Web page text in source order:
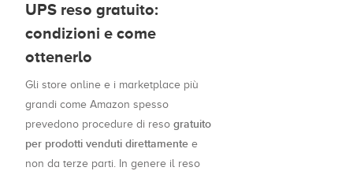
UPS reso gratuito:
condizioni e come
ottenerlo
Gli store online e i marketplace più
grandi come Amazon spesso
prevedono procedure di reso gratuito
per prodotti venduti direttamente e
non da terze parti. In genere il reso